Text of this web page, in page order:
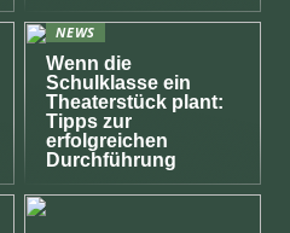
NEWS
Wenn die
Schulklasse ein
Theaterstück plant:
Tipps zur
erfolgreichen
Durchführung